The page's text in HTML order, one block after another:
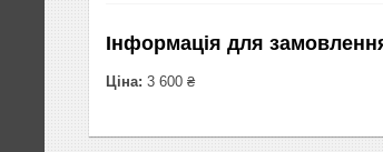
Інформація для
Ціна: 3 600 ₴